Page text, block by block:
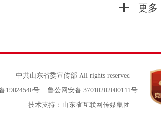
更多
中共山东省委宣传部 All rights reserved
19024540号 鲁公网安备 37010202000111号
技术支持：山东省互联网传媒集团